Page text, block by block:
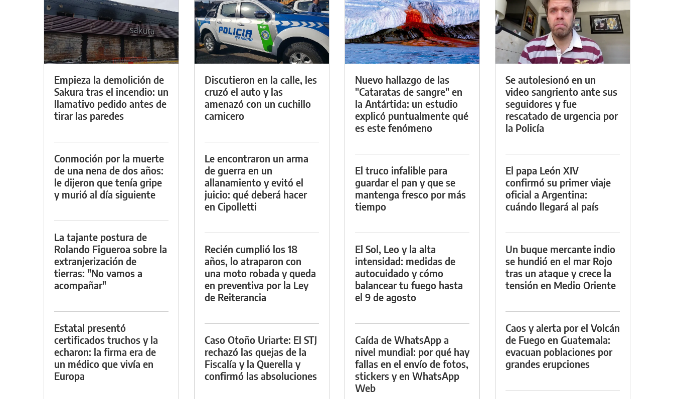
Empieza la demolición de
Sakura tras el incendio: un
llamativo pedido antes de
tirar las paredes
Conmoción por la muerte
de una nena de dos años:
le dijeron que tenía gripe
y murió al día siguiente
La tajante postura de
Rolando Figueroa sobre la
extranjerización de
tierras: "No vamos a
acompañar"
Estatal presentó
certificados truchos y la
echaron: la firma era de
un médico que vivía en
Europa
Discutieron en la calle, les
cruzó el auto y las
amenazó con un cuchillo
carnicero
Le encontraron un arma
de guerra en un
allanamiento y evitó el
juicio: qué deberá hacer
en Cipolletti
Recién cumplió los 18
años, lo atraparon con
una moto robada y queda
en preventiva por la Ley
de Reiterancia
Caso Otoño Uriarte: El STJ
rechazó las quejas de la
Fiscalía y la Querella y
confirmó las absoluciones
Nuevo hallazgo de las
"Cataratas de sangre" en
la Antártida: un estudio
explicó puntualmente qué
es este fenómeno
El truco infalible para
guardar el pan y que se
mantenga fresco por más
tiempo
El Sol, Leo y la alta
intensidad: medidas de
autocuidado y cómo
balancear tu fuego hasta
el 9 de agosto
Caída de WhatsApp a
nivel mundial: por qué hay
fallas en el envío de fotos,
stickers y en WhatsApp
Web
Se autolesionó en un
video sangriento ante sus
seguidores y fue
rescatado de urgencia por
la Policía
El papa León XIV
confirmó su primer viaje
oficial a Argentina:
cuándo llegará al país
Un buque mercante indio
se hundió en el mar Rojo
tras un ataque y crece la
tensión en Medio Oriente
Caos y alerta por el Volcán
de Fuego en Guatemala:
evacuan poblaciones por
grandes erupciones